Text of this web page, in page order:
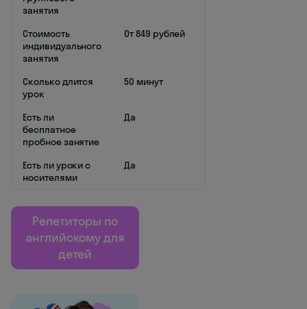
занятия
Стоимость
индивидуального
занятия
От 849 рублей
Сколько длится
урок
50 минут
Есть ли
бесплатное
пробное занятие
Да
Есть ли уроки с
носителями
Да
Репетиторы по
английскому для
детей